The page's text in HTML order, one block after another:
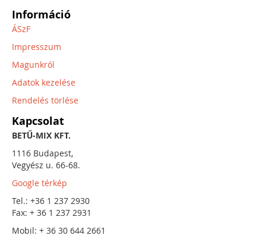
Információ
ÁSzF
Impresszum
Magunkról
Adatok kezelése
Rendelés törlése
Kapcsolat
BETŰ-MIX KFT.
1116 Budapest,
Vegyész u. 66-68.
Google térkép
Tel.: +36 1 237 2930
Fax: + 36 1 237 2931
Mobil: + 36 30 644 2661